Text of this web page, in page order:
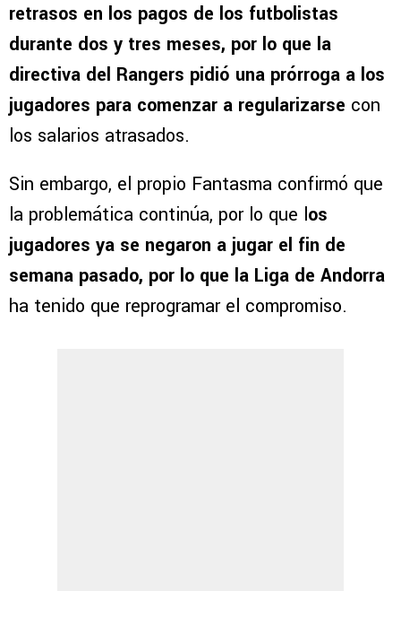
retrasos en los pagos de los futbolistas
durante dos y tres meses, por lo que la
directiva del Rangers pidió una prórroga a los
jugadores para comenzar a regularizarse con
los salarios atrasados.
Sin embargo, el propio Fantasma confirmó que
la problemática continúa, por lo que los
jugadores ya se negaron a jugar el fin de
semana pasado, por lo que la Liga de Andorra
ha tenido que reprogramar el compromiso.